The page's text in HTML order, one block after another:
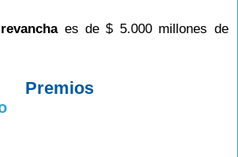
revanchaes de $ 5.000 millones de
Premios